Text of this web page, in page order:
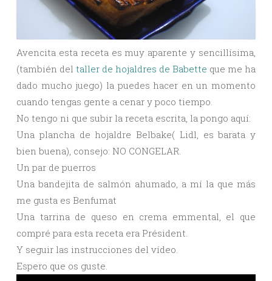
Avencita esta receta es muy aparente y sencillísima,
(también del taller de hojaldres de Babette que me ha
dado mucho juego) la puedes hacer en un momento
cuando tengas gente a cenar y poco tiempo.
No tengo ni que subir la receta escrita, la pongo aquí:
Una plancha de hojaldre Belbake( Lidl, es barata y
bien buena), consejo: NO CONGELAR.
Un par de puerros
Una bandejita de salmón ahumado, a mí la que más
me gusta es Benfumat
Una tarrina de queso en crema emmental, el que
compré para esta receta era Président.
Y seguir las instrucciones del vídeo.
Espero que os guste.